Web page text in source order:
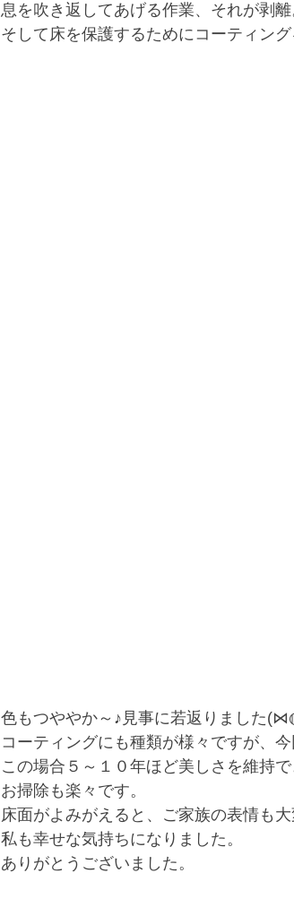
息を吹き返してあげる作業、それが剥離
そして床を保護するためにコーティング
色もつややか～♪見事に若返りまし
コーティングにも種類が様々ですが、
この場合５～１０年ほど美しさを維持で
お掃除も楽々です。
床面がよみがえると、ご家族の表情も
私も幸せな気持ちになりました。
ありがとうございました。